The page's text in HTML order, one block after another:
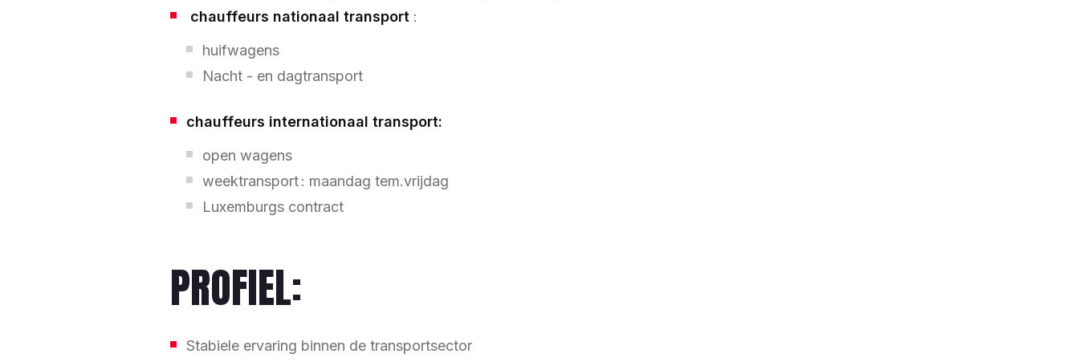
chauffeurs nationaal transport :
huifwagens
Nacht - en dagtransport
chauffeurs internationaal transport:
open wagens
weektransport : maandag tem.vrijdag
Luxemburgs contract
PROFIEL:
Stabiele ervaring binnen de transportsector